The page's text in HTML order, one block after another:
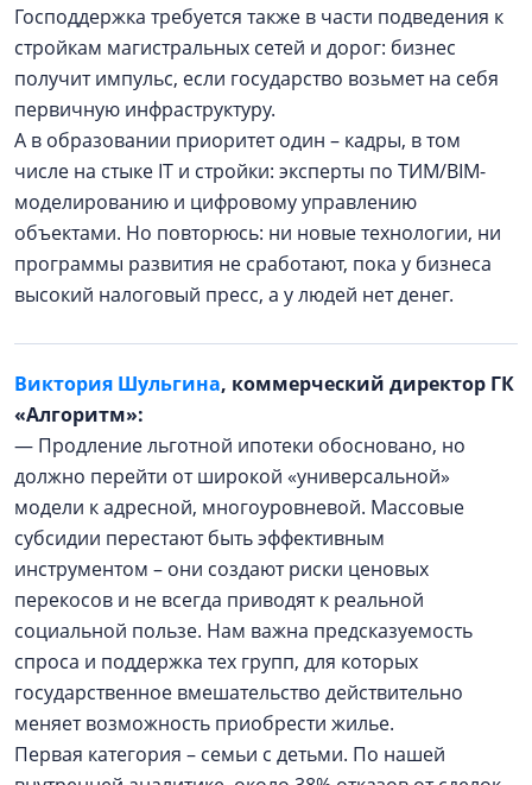
Господдержка требуется также в части подведения к
стройкам магистральных сетей и дорог: бизнес
получит импульс, если государство возьмет на себя
первичную инфраструктуру.
А в образовании приоритет один – кадры, в том
числе на стыке IT и стройки: эксперты по ТИМ/BIM-
моделированию и цифровому управлению
объектами. Но повторюсь: ни новые технологии, ни
программы развития не сработают, пока у бизнеса
высокий налоговый пресс, а у людей нет денег.
Виктория Шульгина, коммерческий директор ГК
«Алгоритм»:
— Продление льготной ипотеки обосновано, но
должно перейти от широкой «универсальной»
модели к адресной, многоуровневой. Массовые
субсидии перестают быть эффективным
инструментом – они создают риски ценовых
перекосов и не всегда приводят к реальной
социальной пользе. Нам важна предсказуемость
спроса и поддержка тех групп, для которых
государственное вмешательство действительно
меняет возможность приобрести жилье.
Первая категория – семьи с детьми. По нашей